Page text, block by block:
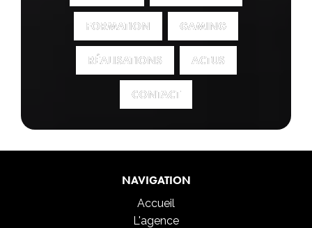
FORMATION
FORMATION GAMING
GAMING
RÉALISATIONS
RÉALISATIONS ACTUS
ACTUS
CONTACT
CONTACT
NAVIGATION
Accueil
L'agence